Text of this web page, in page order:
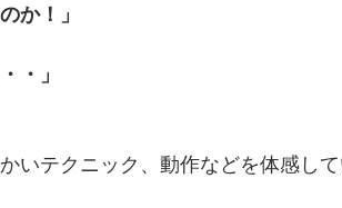
か！」
・」
いテクニック、動作などを体感し